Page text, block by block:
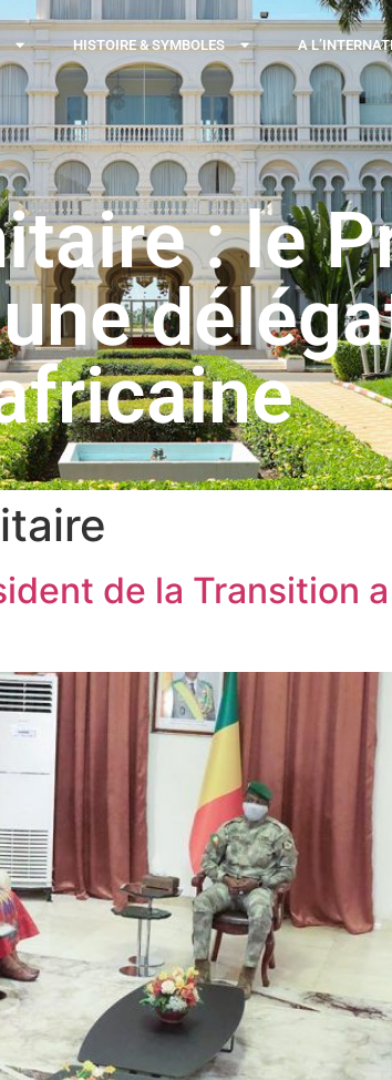
HISTOIRE & SYMBOLES A
: le
de la Transition